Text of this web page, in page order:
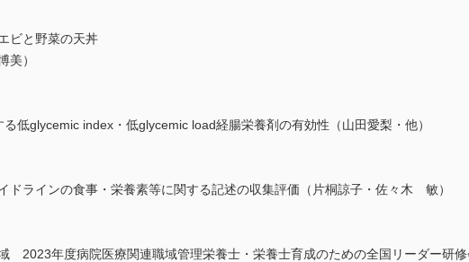
と野菜の天丼
美）
低glycemic index・低glycemic load経腸栄養剤の有効性（山田愛梨・他）
ドラインの食事・栄養素等に関する記述の収集評価（片桐諒子・佐々木 敏）
2023年度病院医療関連職域管理栄養士・栄養士育成のための全国リーダー研修